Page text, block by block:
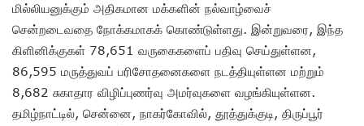
மில்லியனுக்கும் அதிகமான மக்களின் நல்வாழ்வைச்
சென்றடைவதை நோக்கமாகக் கொண்டுள்ளது. இன்றுவரை, இந்த
கிளினிக்குகள் 78,651 வருகைகளைப் பதிவு செய்துள்ளன,
86,595 மருத்துவப் பரிசோதனைகளை நடத்தியுள்ளன மற்றும்
8,682 சுகாதார விழிப்புணர்வு அமர்வுகளை வழங்கியுள்ளன.
தமிழ்நாட்டில், சென்னை, நாகர்கோவில், தூத்துக்குடி, திருப்பூர்